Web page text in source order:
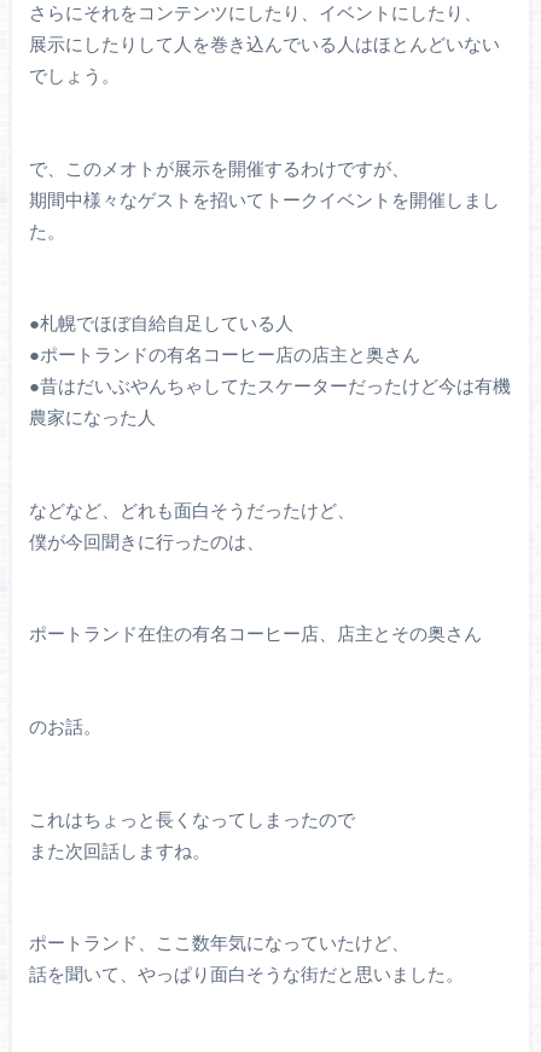
さらにそれをコンテンツにしたり、イベントにしたり、
展示にしたりして人を巻き込んでいる人はほとんどいない
でしょう。
で、このメオトが展示を開催するわけですが、
期間中様々なゲストを招いてトークイベントを開催しまし
た。
●札幌でほぼ自給自足している人
●ポートランドの有名コーヒー店の店主と奥さん
●昔はだいぶやんちゃしてたスケーターだったけど今は有機
農家になった人
などなど、どれも面白そうだったけど、
僕が今回聞きに行ったのは、
ポートランド在住の有名コーヒー店、店主とその奥さん
のお話。
これはちょっと長くなってしまったので
また次回話しますね。
ポートランド、ここ数年気になっていたけど、
話を聞いて、やっぱり面白そうな街だと思いました。